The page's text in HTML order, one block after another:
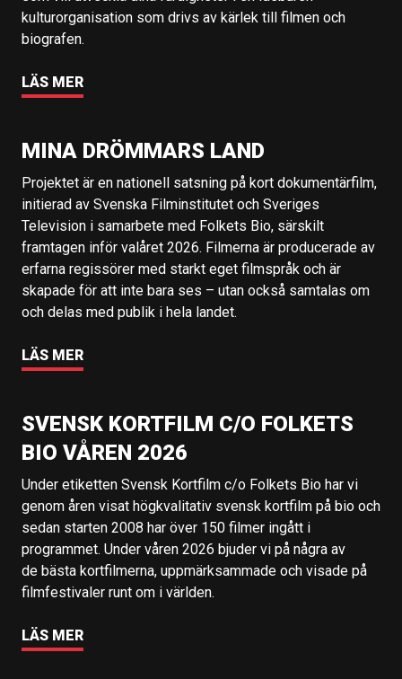
kulturorganisation som drivs av kärlek till filmen och
biografen.
LÄS MER
MINA DRÖMMARS LAND
Projektet är en nationell satsning på kort dokumentärfilm,
initierad av Svenska Filminstitutet och Sveriges
Television i samarbete med Folkets Bio, särskilt
framtagen inför valåret 2026. Filmerna är producerade av
erfarna regissörer med starkt eget filmspråk och är
skapade för att inte bara ses – utan också samtalas om
och delas med publik i hela landet.
LÄS MER
SVENSK KORTFILM C/O FOLKETS
BIO VÅREN 2026
Under etiketten Svensk Kortfilm c/o Folkets Bio har vi
genom åren visat högkvalitativ svensk kortfilm på bio och
sedan starten 2008 har över 150 filmer ingått i
programmet. Under våren 2026 bjuder vi på några av
de bästa kortfilmerna, uppmärksammade och visade på
filmfestivaler runt om i världen.
LÄS MER